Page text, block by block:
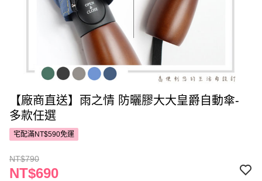
【廠商直送】雨之情 防曬膠大大皇爵自動傘-
多款任選
宅配滿NT$590免運
NT$790
NT$690